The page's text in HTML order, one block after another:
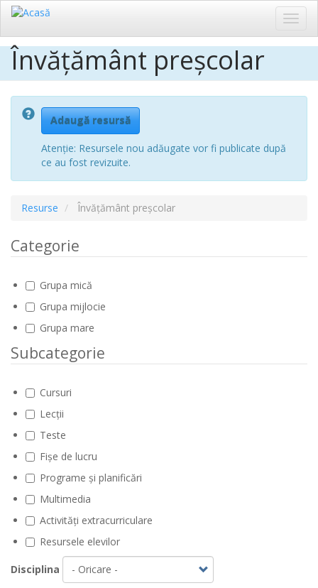
Sari
conținutul
principal
Învățământ preșcolar
Adaugă resursă
Atenție: Resursele nou adăugate vor fi publicate după
ce au fost revizuite.
Resurse Învățământ preșcolar
Categorie
Grupa mică
Grupa mijlocie
Grupa mare
Subcategorie
Cursuri
Lecții
Teste
Fișe de lucru
Programe și planificări
Multimedia
Activități extracurriculare
Resursele elevilor
Disciplina